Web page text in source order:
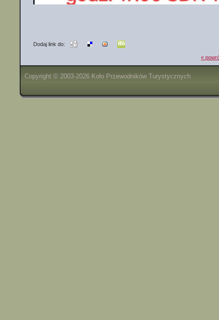
Dodaj link do:
«
Copyright © 2003-2026 Koło Przewodników Turystycznych